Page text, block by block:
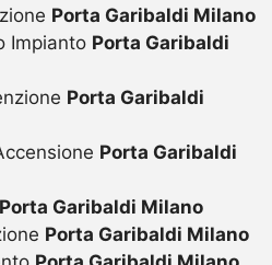
Porta Garibaldi Milano
Impianto Porta Garibaldi
Porta Garibaldi
Porta Garibaldi
Porta Garibaldi Milano
Porta Garibaldi Milano